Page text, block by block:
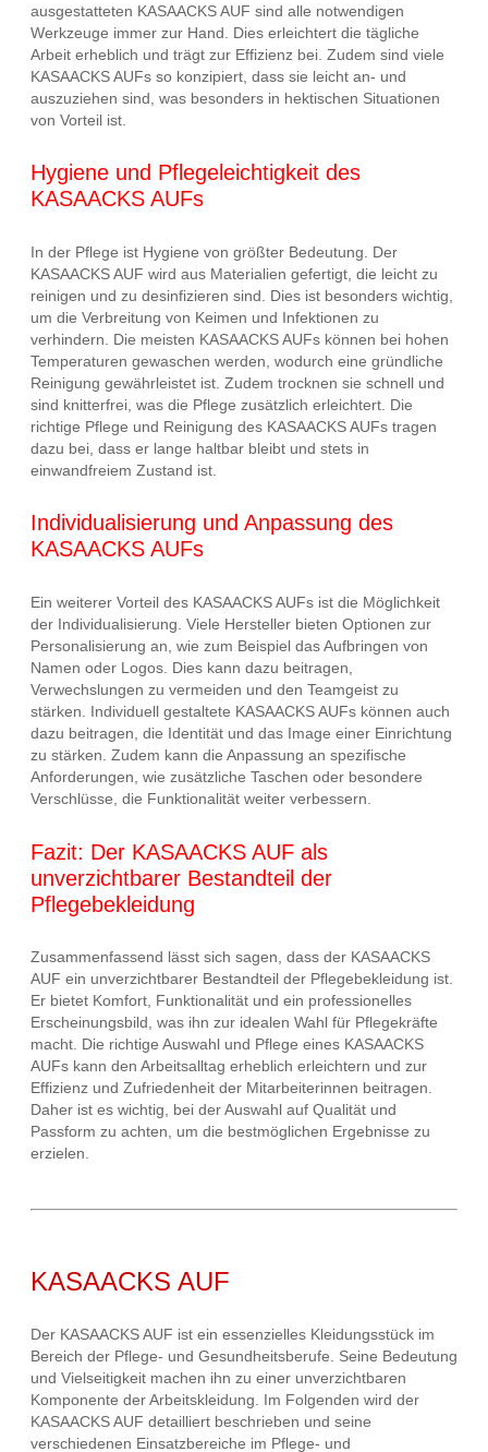
ausgestatteten KASAACKS AUF sind alle notwendigen
Werkzeuge immer zur Hand. Dies erleichtert die tägliche
Arbeit erheblich und trägt zur Effizienz bei. Zudem sind viele
KASAACKS AUFs so konzipiert, dass sie leicht an- und
auszuziehen sind, was besonders in hektischen Situationen
von Vorteil ist.
Hygiene und Pflegeleichtigkeit des
KASAACKS AUFs
In der Pflege ist Hygiene von größter Bedeutung. Der
KASAACKS AUF wird aus Materialien gefertigt, die leicht zu
reinigen und zu desinfizieren sind. Dies ist besonders wichtig,
um die Verbreitung von Keimen und Infektionen zu
verhindern. Die meisten KASAACKS AUFs können bei hohen
Temperaturen gewaschen werden, wodurch eine gründliche
Reinigung gewährleistet ist. Zudem trocknen sie schnell und
sind knitterfrei, was die Pflege zusätzlich erleichtert. Die
richtige Pflege und Reinigung des KASAACKS AUFs tragen
dazu bei, dass er lange haltbar bleibt und stets in
einwandfreiem Zustand ist.
Individualisierung und Anpassung des
KASAACKS AUFs
Ein weiterer Vorteil des KASAACKS AUFs ist die Möglichkeit
der Individualisierung. Viele Hersteller bieten Optionen zur
Personalisierung an, wie zum Beispiel das Aufbringen von
Namen oder Logos. Dies kann dazu beitragen,
Verwechslungen zu vermeiden und den Teamgeist zu
stärken. Individuell gestaltete KASAACKS AUFs können auch
dazu beitragen, die Identität und das Image einer Einrichtung
zu stärken. Zudem kann die Anpassung an spezifische
Anforderungen, wie zusätzliche Taschen oder besondere
Verschlüsse, die Funktionalität weiter verbessern.
Fazit: Der KASAACKS AUF als
unverzichtbarer Bestandteil der
Pflegebekleidung
Zusammenfassend lässt sich sagen, dass der KASAACKS
AUF ein unverzichtbarer Bestandteil der Pflegebekleidung ist.
Er bietet Komfort, Funktionalität und ein professionelles
Erscheinungsbild, was ihn zur idealen Wahl für Pflegekräfte
macht. Die richtige Auswahl und Pflege eines KASAACKS
AUFs kann den Arbeitsalltag erheblich erleichtern und zur
Effizienz und Zufriedenheit der Mitarbeiterinnen beitragen.
Daher ist es wichtig, bei der Auswahl auf Qualität und
Passform zu achten, um die bestmöglichen Ergebnisse zu
erzielen.
KASAACKS AUF
Der KASAACKS AUF ist ein essenzielles Kleidungsstück im
Bereich der Pflege- und Gesundheitsberufe. Seine Bedeutung
und Vielseitigkeit machen ihn zu einer unverzichtbaren
Komponente der Arbeitskleidung. Im Folgenden wird der
KASAACKS AUF detailliert beschrieben und seine
verschiedenen Einsatzbereiche im Pflege- und